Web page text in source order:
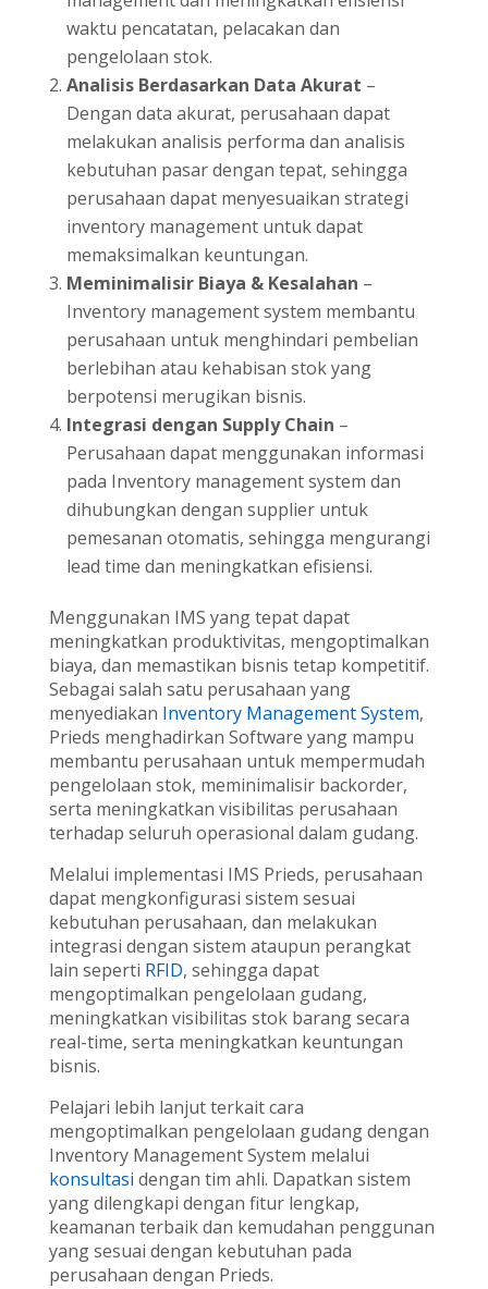
waktu pencatatan, pelacakan dan
pengelolaan stok.
Analisis Berdasarkan Data Akurat –
Dengan data akurat, perusahaan dapat
melakukan analisis performa dan analisis
kebutuhan pasar dengan tepat, sehingga
perusahaan dapat menyesuaikan strategi
inventory management untuk dapat
memaksimalkan keuntungan.
Meminimalisir Biaya & Kesalahan –
Inventory management system membantu
perusahaan untuk menghindari pembelian
berlebihan atau kehabisan stok yang
berpotensi merugikan bisnis.
Integrasi dengan Supply Chain –
Perusahaan dapat menggunakan informasi
pada Inventory management system dan
dihubungkan dengan supplier untuk
pemesanan otomatis, sehingga mengurangi
lead time dan meningkatkan efisiensi.
Menggunakan IMS yang tepat dapat
meningkatkan produktivitas, mengoptimalkan
biaya, dan memastikan bisnis tetap kompetitif.
Sebagai salah satu perusahaan yang
menyediakan Inventory Management System,
Prieds menghadirkan Software yang mampu
membantu perusahaan untuk mempermudah
pengelolaan stok, meminimalisir backorder,
serta meningkatkan visibilitas perusahaan
terhadap seluruh operasional dalam gudang.
Melalui implementasi IMS Prieds, perusahaan
dapat mengkonfigurasi sistem sesuai
kebutuhan perusahaan, dan melakukan
integrasi dengan sistem ataupun perangkat
lain seperti RFID, sehingga dapat
mengoptimalkan pengelolaan gudang,
meningkatkan visibilitas stok barang secara
real-time, serta meningkatkan keuntungan
bisnis.
Pelajari lebih lanjut terkait cara
mengoptimalkan pengelolaan gudang dengan
Inventory Management System melalui
konsultasi dengan tim ahli. Dapatkan sistem
yang dilengkapi dengan fitur lengkap,
keamanan terbaik dan kemudahan penggunan
yang sesuai dengan kebutuhan pada
perusahaan dengan Prieds.